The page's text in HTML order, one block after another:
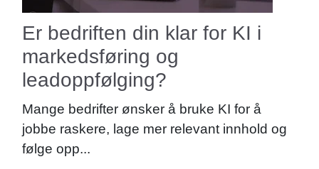
Er bedriften din klar for KI i
markedsføring og
leadoppfølging?
Mange bedrifter ønsker å bruke KI for å
jobbe raskere, lage mer relevant innhold og
følge opp...